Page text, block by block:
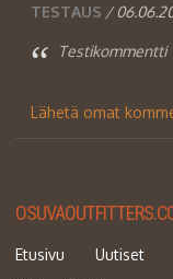
TESTAUS /
Testikommentti
Lähetä omat
Etusivu Uutiset